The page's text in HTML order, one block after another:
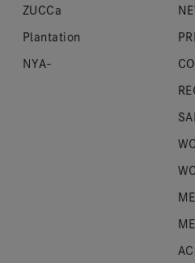
ZUCCa
Plantation
NYA-